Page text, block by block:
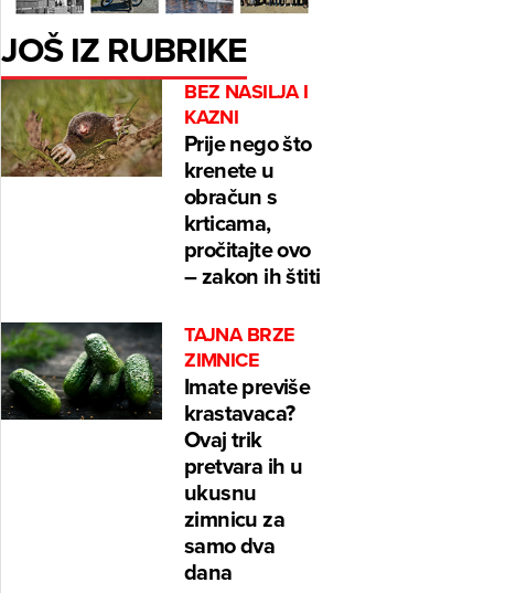
JOŠ IZ RUBRIKE
BEZ NASILJA I
KAZNI
Prije nego što
krenete u
obračun s
krticama,
pročitajte ovo
– zakon ih štiti
TAJNA BRZE
ZIMNICE
Imate previše
krastavaca?
Ovaj trik
pretvara ih u
ukusnu
zimnicu za
samo dva
dana